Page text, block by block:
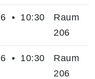
• 10:30
Raum
206
• 10:30
Raum
206